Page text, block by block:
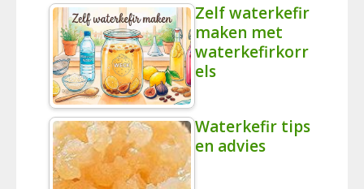
Zelf waterkefir
maken met
waterkefirkorr
els
Waterkefir tips
en advies